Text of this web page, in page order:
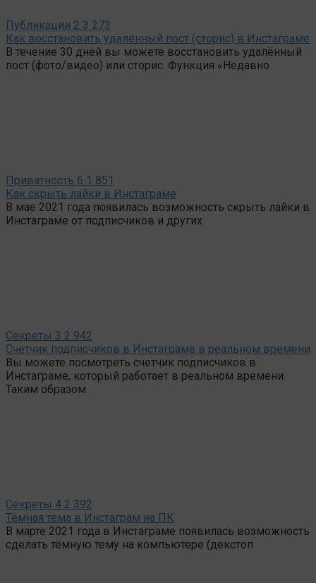
Публикации 2 3 273
Как восстановить удалённый пост (сторис) в Инстаграме
В течение 30 дней вы можете восстановить удалённый
пост (фото/видео) или сторис. Функция «Недавно
Приватность 6 1 851
Как скрыть лайки в Инстаграме
В мае 2021 года появилась возможность скрыть лайки в
Инстаграме от подписчиков и других
Секреты 3 2 942
Счетчик подписчиков в Инстаграме в реальном времени
Вы можете посмотреть счетчик подписчиков в
Инстаграме, который работает в реальном времени.
Таким образом
Секреты 4 2 392
Тёмная тема в Инстаграм на ПК
В марте 2021 года в Инстаграме появилась возможность
сделать тёмную тему на компьютере (декстоп